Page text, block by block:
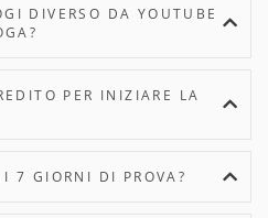
DIVERSO DA YOUTUBE
PER INIZIARE LA
7 GIORNI DI PROVA?